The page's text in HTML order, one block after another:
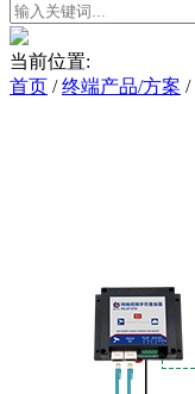
当前位置:
首页 /终端产品/方案 /